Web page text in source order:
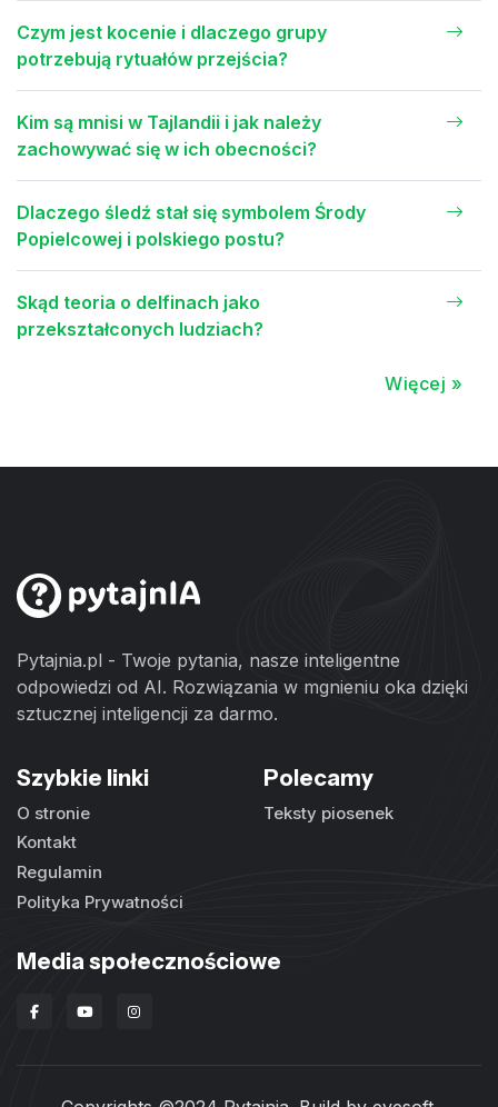
Czym jest kocenie i dlaczego grupy
potrzebują rytuałów przejścia?
Kim są mnisi w Tajlandii i jak należy
zachowywać się w ich obecności?
Dlaczego śledź stał się symbolem Środy
Popielcowej i polskiego postu?
Skąd teoria o delfinach jako
przekształconych ludziach?
Więcej »
Pytajnia.pl - Twoje pytania, nasze inteligentne
odpowiedzi od AI. Rozwiązania w mgnieniu oka dzięki
sztucznej inteligencji za darmo.
Szybkie linki
O stronie
Kontakt
Regulamin
Polityka Prywatności
Polecamy
Teksty piosenek
Media społecznościowe